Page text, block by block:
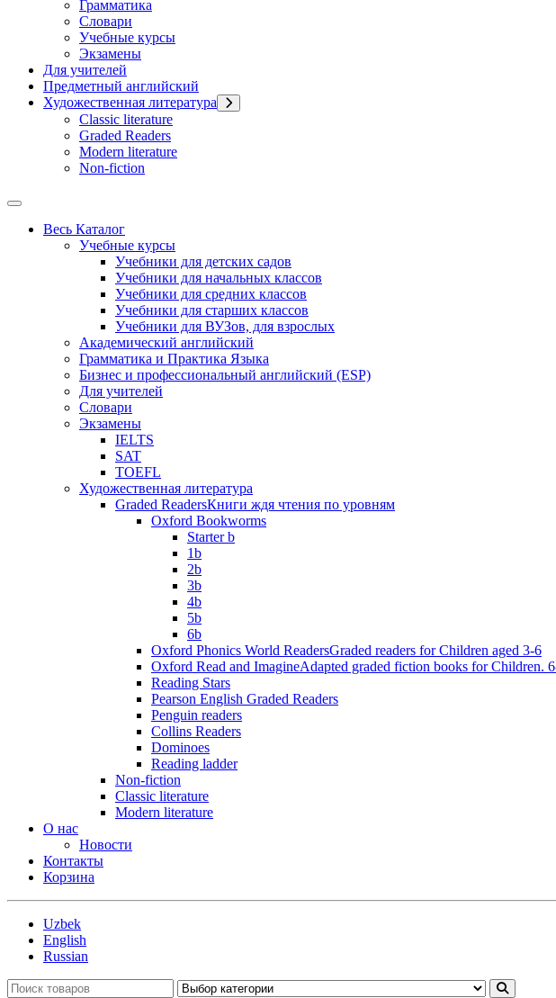
Грамматика
Словари
Учебные курсы
Экзамены
Для учителей
Предметный английский
Художественная литература
Classic literature
Graded Readers
Modern literature
Non-fiction
Весь Каталог
Учебные курсы
Учебники для детских садов
Учебники для начальных классов
Учебники для средних классов
Учебники для старших классов
Учебники для ВУЗов, для взрослых
Академический английский
Грамматика и Практика Языка
Бизнес и профессиональный английский (ESP)
Для учителей
Словари
Экзамены
IELTS
SAT
TOEFL
Художественная литература
Graded ReadersКниги ждя чтения по уровням
Oxford Bookworms
Starter b
1b
2b
3b
4b
5b
6b
Oxford Phonics World ReadersGraded readers for Children aged 3-6
Oxford Read and ImagineAdapted graded fiction books for Children.
Reading Stars
Pearson English Graded Readers
Penguin readers
Collins Readers
Dominoes
Reading ladder
Non-fiction
Classic literature
Modern literature
О нас
Новости
Контакты
Корзина
Uzbek
English
Russian